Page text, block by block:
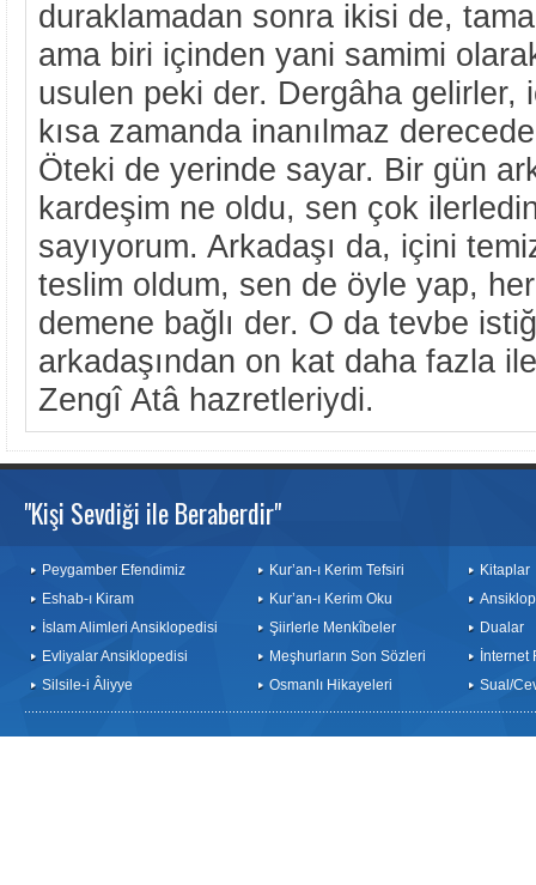
duraklamadan sonra ikisi de,
ama biri içinden yani samimi
usulen peki der. Dergâha gelirler,
kısa zamanda inanılmaz
Öteki de yerinde sayar. Bir gün
kardeşim ne oldu, sen çok
sayıyorum. Arkadaşı da, içini
teslim oldum, sen de öyle yap,
demene bağlı der. O da tevbe
arkadaşından on kat daha fazla
Zengî Atâ hazretleriydi.
"Kişi Sevdiği ile Beraberdir"
Peygamber Efendimiz
Eshab-ı Kiram
İslam Alimleri Ansiklopedisi
Evliyalar Ansiklopedisi
Silsile-i Âliyye
Kur’an-ı Kerim Tefsiri
Kur’an-ı Kerim Oku
Şiirlerle Menkîbeler
Meşhurların Son Sözleri
Osmanlı Hikayeleri
Kitaplar
Dualar
İnternet
Sual/